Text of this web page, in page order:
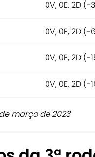
0V, 0E, 2D
0V, 0E, 2D
0V, 0E, 2D (-
0V, 0E, 2D (-
março de 2023